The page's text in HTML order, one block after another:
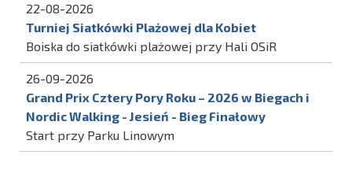
22-08-2026
Turniej Siatkówki Plażowej dla Kobiet
Boiska do siatkówki plażowej przy Hali OSiR
26-09-2026
Grand Prix Cztery Pory Roku – 2026 w Biegach i
Nordic Walking - Jesień - Bieg Finałowy
Start przy Parku Linowym